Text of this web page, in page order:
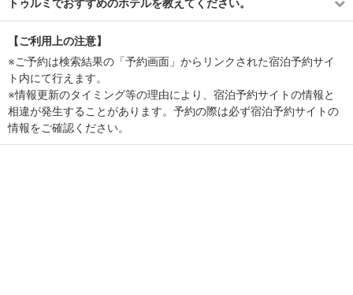
トゥルミでおすすめのホテルを教えてください。
【ご利用上の注意】
※ご予約は検索結果の「予約画面」からリンクされた宿泊予約サイ
ト内にて行えます。
※情報更新のタイミング等の理由により、宿泊予約サイトの情報と
相違が発生することがあります。予約の際は必ず宿泊予約サイトの
情報をご確認ください。